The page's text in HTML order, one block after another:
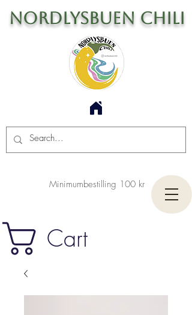
Cart
Minimumbestilling 100 kr
Nordlysbuen Chili